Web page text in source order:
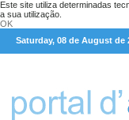
Este site utiliza determinadas
a sua utilização.
OK
Saturday, 08 de August de